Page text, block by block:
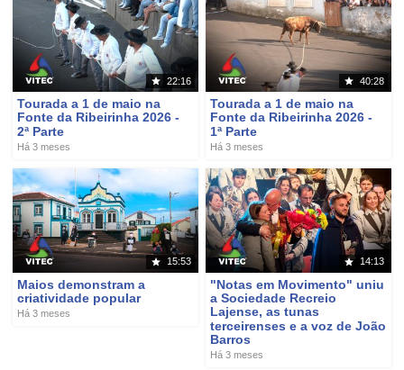
22:16
Tourada a 1 de maio na
Fonte da Ribeirinha 2026 -
2ª Parte
Há 3 meses
40:28
Tourada a 1 de maio na
Fonte da Ribeirinha 2026 -
1ª Parte
Há 3 meses
15:53
Maios demonstram a
criatividade popular
Há 3 meses
14:13
"Notas em Movimento" uniu
a Sociedade Recreio
Lajense, as tunas
terceirenses e a voz de João
Barros
Há 3 meses